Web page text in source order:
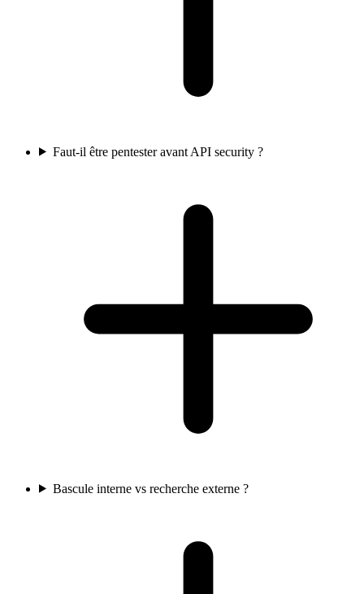
Faut-il être pentester avant API security ?
Bascule interne vs recherche externe ?